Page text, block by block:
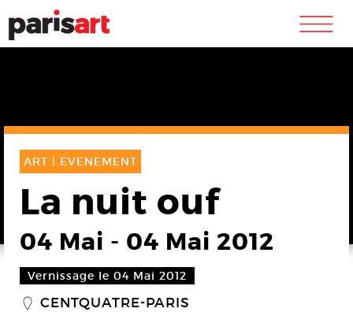
m
ART | EVENEMENT
La nuit ouf
04 Mai - 04 Mai 2012
Vernissage le 04 Mai 2012
_ CENTQUATRE-PARIS